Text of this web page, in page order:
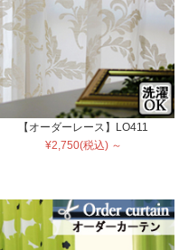
【オーダーレース】LO411
¥2,750(税込) ～